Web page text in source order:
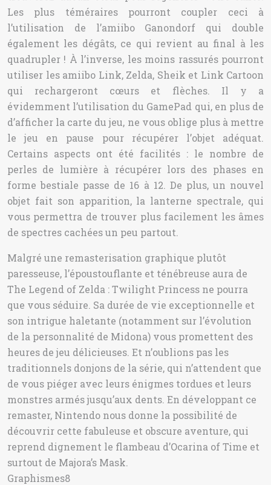
Les plus téméraires pourront coupler ceci à
l’utilisation de l’amiibo Ganondorf qui double
également les dégâts, ce qui revient au final à les
quadrupler ! À l’inverse, les moins rassurés pourront
utiliser les amiibo Link, Zelda, Sheik et Link Cartoon
qui rechargeront cœurs et flèches. Il y a
évidemment l’utilisation du GamePad qui, en plus de
d’afficher la carte du jeu, ne vous oblige plus à mettre
le jeu en pause pour récupérer l’objet adéquat.
Certains aspects ont été facilités : le nombre de
perles de lumière à récupérer lors des phases en
forme bestiale passe de 16 à 12. De plus, un nouvel
objet fait son apparition, la lanterne spectrale, qui
vous permettra de trouver plus facilement les âmes
de spectres cachées un peu partout.
Malgré une remasterisation graphique plutôt
paresseuse, l’époustouflante et ténébreuse aura de
The Legend of Zelda : Twilight Princess ne pourra
que vous séduire. Sa durée de vie exceptionnelle et
son intrigue haletante (notamment sur l’évolution
de la personnalité de Midona) vous promettent des
heures de jeu délicieuses. Et n’oublions pas les
traditionnels donjons de la série, qui n’attendent que
de vous piéger avec leurs énigmes tordues et leurs
monstres armés jusqu’aux dents. En développant ce
remaster, Nintendo nous donne la possibilité de
découvrir cette fabuleuse et obscure aventure, qui
reprend dignement le flambeau d’Ocarina of Time et
surtout de Majora’s Mask.
Graphismes8